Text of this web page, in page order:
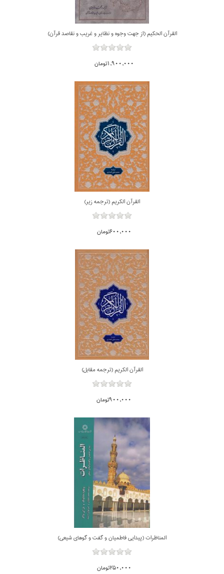
القرآن الحكيم (از جهت وجوه و نظاير و غريب و نقاصد قرآن)
1,900,000تومان
القرآن الكريم (ترجمه زير)
600,000تومان
القرآن الكريم (ترجمه مقابل)
900,000تومان
المناظرات (پيدايي فاطميان و گفت و گوهاي شيعي)
250,000تومان